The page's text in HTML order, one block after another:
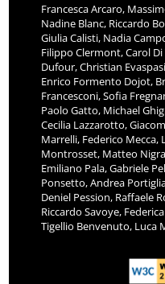
Francesca Arcaro,
Nadine Blanc, Riccardo
Giulia Calisti, Nadia
Filippo Clermont, Carol
Dufour, Christian
Enrico Formento Dojot,
Francesconi, Sofia
Paolo Gatto, Michael
Cecilia Lazzarotto,
Marrelli, Federico
Montrosset, Matteo
Emiliano Pala, Gabriele
Ponsetto, Andrea
Deniel Pession, Raffaele
Riccardo Savoye,
Tigellio Benvenuto, Luca